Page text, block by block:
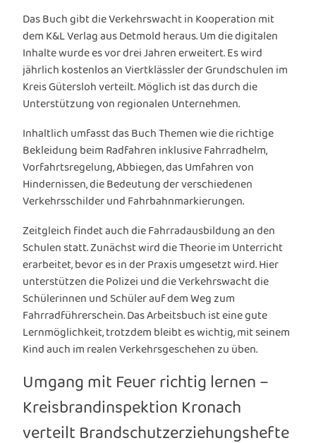
Das Buch gibt die Verkehrswacht in Kooperation mit
dem K&L Verlag aus Detmold heraus. Um die digitalen
Inhalte wurde es vor drei Jahren erweitert. Es wird
jährlich kostenlos an Viertklässler der Grundschulen im
Kreis Gütersloh verteilt. Möglich ist das durch die
Unterstützung von regionalen Unternehmen.
Inhaltlich umfasst das Buch Themen wie die richtige
Bekleidung beim Radfahren inklusive Fahrradhelm,
Vorfahrtsregelung, Abbiegen, das Umfahren von
Hindernissen, die Bedeutung der verschiedenen
Verkehrsschilder und Fahrbahnmarkierungen.
Zeitgleich findet auch die Fahrradausbildung an den
Schulen statt. Zunächst wird die Theorie im Unterricht
erarbeitet, bevor es in der Praxis umgesetzt wird. Hier
unterstützen die Polizei und die Verkehrswacht die
Schülerinnen und Schüler auf dem Weg zum
Fahrradführerschein. Das Arbeitsbuch ist eine gute
Lernmöglichkeit, trotzdem bleibt es wichtig, mit seinem
Kind auch im realen Verkehrsgeschehen zu üben.
Umgang mit Feuer richtig lernen –
Kreisbrandinspektion Kronach
verteilt Brandschutzerziehungshefte